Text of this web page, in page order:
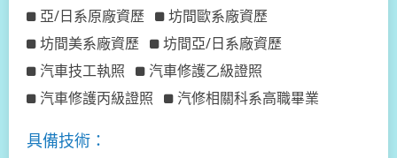
亞/日系原廠資歷
坊間歐系廠資歷
坊間美系廠資歷
坊間亞/日系廠資歷
汽車技工執照
汽車修護乙級證照
汽車修護丙級證照
汽修相關科系高職畢業
具備技術：